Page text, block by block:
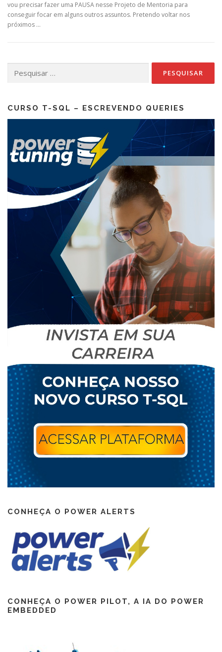
vou precisar fazer uma PAUSA nesse Projeto de Mentoria para
conseguir focar em alguns outros assuntos. Pretendo voltar nos
próximos …
por:
CURSO T-SQL – ESCREVENDO QUERIES
CONHEÇA O POWER ALERTS
CONHEÇA O POWER PILOT, A IA DO POWER
EMBEDDED